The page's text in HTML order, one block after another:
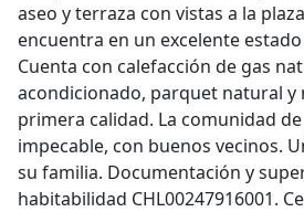
aseo y terraza con vistas a la
encuentra en un excelente
Cuenta con calefacción de gas
acondicionado, parquet natural y
primera calidad. La comunidad
impecable, con buenos vecinos.
su familia. Documentación y
habitabilidad CHL00247916001.